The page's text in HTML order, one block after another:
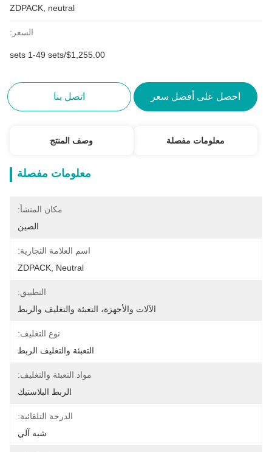
ZDPACK, neutral
السعر:
$1,255.00/sets 1-49 sets
احصل على أفضل سعر اتصل بنا
معلومات مفصلة وصف المنتج
معلومات مفصلة
مكان المنشأ:
الصين
اسم العلامة التجارية:
ZDPACK, Neutral
التطبيق:
الآلات والأجهزة، التعبئة والتغليف والربط
نوع التغليف:
التعبئة والتغليف الربط
مواد التعبئة والتغليف:
الربط البلاستيك
الدرجة التلقائية:
شبه آلي